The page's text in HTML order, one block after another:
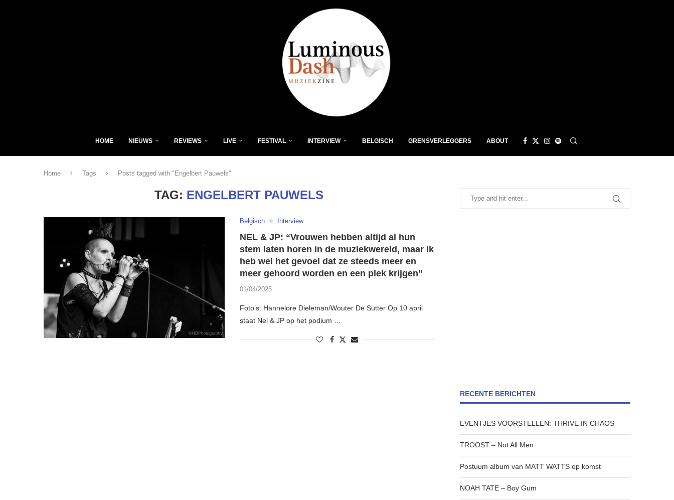
HOME NIEUWS REVIEWS LIVE FESTIVAL INTERVIEW BELGISCH GRENSVERLEGGERS ABOUT
Home Tags Posts tagged with "Engelbert Pauwels"
TAG: ENGELBERT PAUWELS
Belgisch Interview
NEL & JP: “Vrouwen hebben altijd al hun
stem laten horen in de muziekwereld, maar ik
heb wel het gevoel dat ze steeds meer en
meer gehoord worden en een plek krijgen”
01/04/2025
Foto’s: Hannelore Dieleman/Wouter De Sutter Op 10 april
staat Nel & JP op het podium …
RECENTE BERICHTEN
EVENTJES VOORSTELLEN: THRIVE IN CHAOS
TROOST – Not All Men
Postuum album van MATT WATTS op komst
NOAH TATE – Boy Gum